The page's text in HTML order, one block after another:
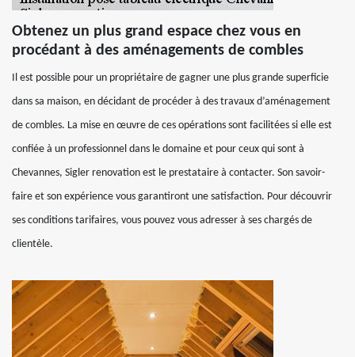
Obtenez un plus grand espace chez vous en
procédant à des aménagements de combles
Il est possible pour un propriétaire de gagner une plus grande superficie
dans sa maison, en décidant de procéder à des travaux d’aménagement
de combles. La mise en œuvre de ces opérations sont facilitées si elle est
confiée à un professionnel dans le domaine et pour ceux qui sont à
Chevannes, Sigler renovation est le prestataire à contacter. Son savoir-
faire et son expérience vous garantiront une satisfaction. Pour découvrir
ses conditions tarifaires, vous pouvez vous adresser à ses chargés de
clientèle.